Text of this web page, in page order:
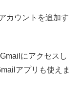
カウントを追加す
にアクセスし
アプリも使えま